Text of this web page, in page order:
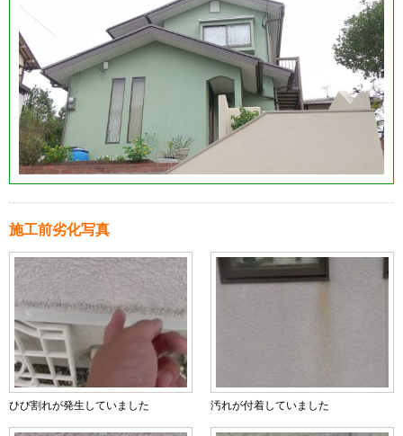
施工前劣化写真
ひび割れが発生していました 汚れが付着していました